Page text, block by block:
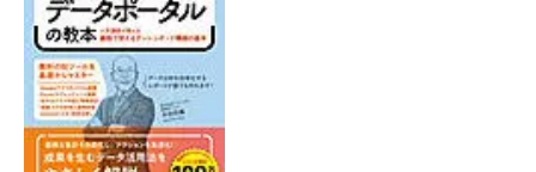
7月31日 10:00